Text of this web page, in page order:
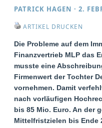
PATRICK HAGEN ·2.
ARTIKEL DRUCKEN
Die Probleme auf dem
Finanzvertrieb MLP das
musste eine
Firmenwert der Tochter
vornehmen. Damit
nach vorläufigen
bis 85 Mio. Euro. An der
Mittelfristzielen bis Ende